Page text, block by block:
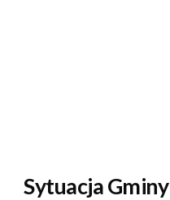
Sytuacja Gminy